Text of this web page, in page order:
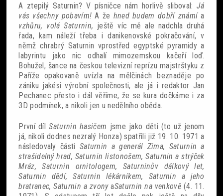
A ztepilý Saturnin? V písničce nám horlivě sliboval:Já
vás všechny pobavím!A že hned budem dobří známía
vzhůru, volá Saturnin, ještě víc mě ale nadchla druhá
řada, kam náleží třeba i danikenovské pokračování, v
němž chrabrý Saturnin vprostřed egyptské pyramidy a
labyrintu jako nic odhalí mimozemskou kačeří loď.
Bohužel, šance na českou televizní reprízu majstrštyku z
Paříže opakovaně uvízla na mělčinách beznaděje po
zániku jakési výrobní společnosti, ale já i redaktor Jan
Pechanec přesto i dál věříme, že se kura dočkáme i za
3D podmínek, a nikoli jen u nedělního oběda.
První dílSaturnin hasičem jsme jako děti (to už jenom
já, nikoli dodnes nezralý Honza) spatřili již 19. 10. 1971 a
následovaly části Saturnin a generál Zima, Saturnin a
strašidelný hrad, Saturnin listonošem, Saturnin a strýček
Mráz, Saturnin ornitologem, Saturninův dálkový let,
Saturnin dědí, Saturnin lékárníkem, Saturnin a jeho
bratranec, Saturnin a zvonyaSaturnin na venkově (4. 11.